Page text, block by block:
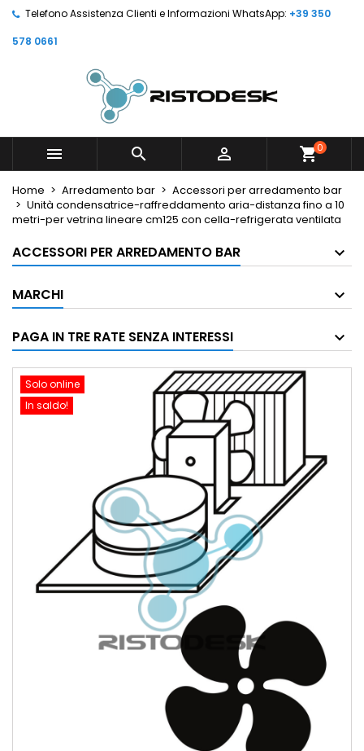
Telefono Assistenza Clienti e Informazioni WhatsApp: +39 350
578 0661
   shopping_cart0
Home Arredamento bar
Accessori per arredamento bar
Unità condensatrice-raffreddamento aria-distanza fino a 10
metri-per vetrina lineare cm125 con cella-refrigerata ventilata
ACCESSORI PER ARREDAMENTO BAR
MARCHI
PAGA IN TRE RATE SENZA INTERESSI
Solo online
In saldo!